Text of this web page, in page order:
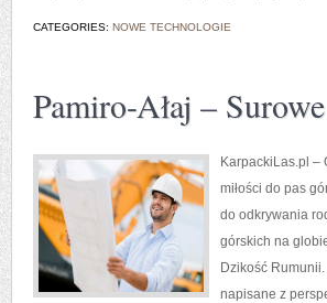
CATEGORIES: NOWE TECHNOLOGIE
Pamiro-Ałaj –
KarpackiLas.pl –
miłości do pas
do odkrywania
górskich na
Dzikość
napisane z